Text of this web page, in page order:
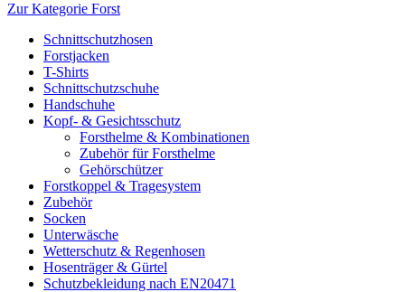
Zur Kategorie Forst
Schnittschutzhosen
Forstjacken
T-Shirts
Schnittschutzschuhe
Handschuhe
Kopf- & Gesichtsschutz
Forsthelme & Kombinationen
Zubehör für Forsthelme
Gehörschützer
Forstkoppel & Tragesystem
Zubehör
Socken
Unterwäsche
Wetterschutz & Regenhosen
Hosenträger & Gürtel
Schutzbekleidung nach EN20471